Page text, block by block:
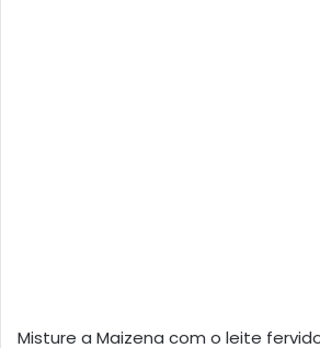
Misture a Maizena com o leite